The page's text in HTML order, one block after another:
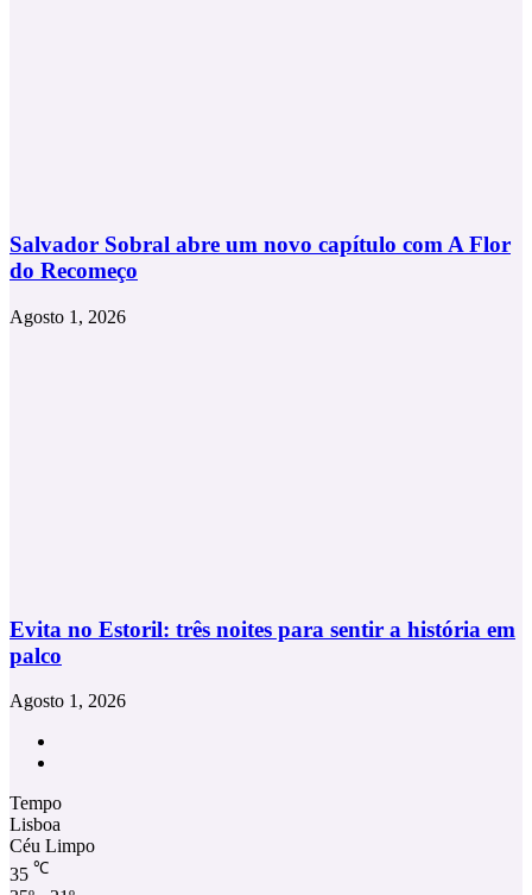
Salvador Sobral abre um novo capítulo com A Flor
do Recomeço
Agosto 1, 2026
Evita no Estoril: três noites para sentir a história em
palco
Agosto 1, 2026
Tempo
Lisboa
Céu Limpo
35 ℃